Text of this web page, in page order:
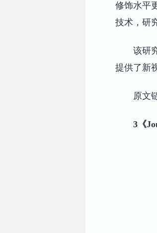
修饰水平
技术，研
该研
提供了新
原文
3《